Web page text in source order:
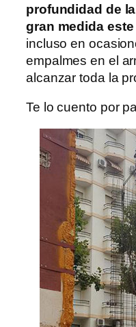
profundidad de
gran medida
incluso en
empalmes en el
alcanzar toda la
Te lo cuento por